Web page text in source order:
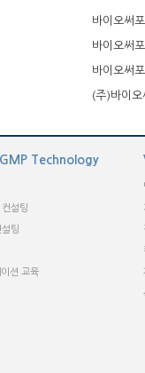
Technology
설팅
팅
션 교육
바이오써
바이오써
바이오써
(주)바이